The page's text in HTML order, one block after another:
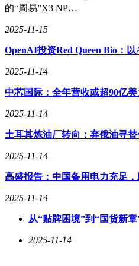
的“周易”X3 NP…
2025-11-15
OpenAI投资Red Queen Bio：
2025-11-14
中芯国际：全年营收或超90亿
2025-11-14
土耳其炼油厂转向：弃俄油寻
2025-11-14
高盛报告：中国备用电力充足
2025-11-14
从“贴牌困境”到“国货新
2025-11-14